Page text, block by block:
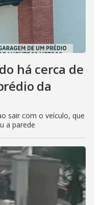
há cerca de
da
sair com o veículo, que
a parede